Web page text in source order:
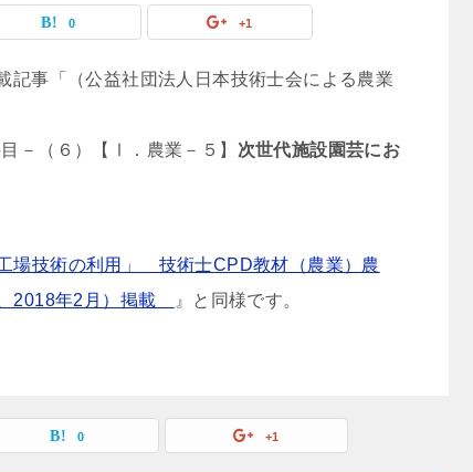
0 +1
記事「（公益社団法人日本技術士会による農業
－（６）【Ⅰ．農業－５】 次世代施設園芸にお
場技術の利用」 技術士CPD教材（農業）農
2018年2月）掲載
』と同様です。
0 +1